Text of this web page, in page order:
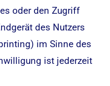
oder den Zugriff
des Nutzers
im Sinne des
ist jederzeit